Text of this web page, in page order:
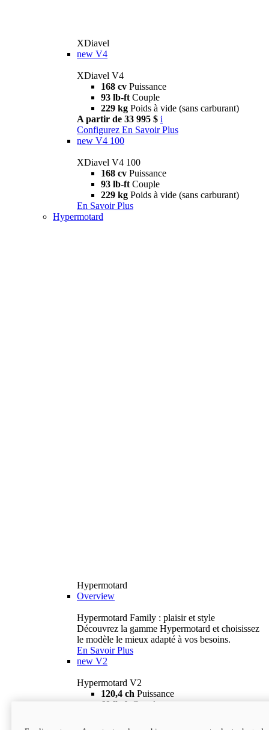
XDiavel
new V4
XDiavel V4
168 cv Puissance
93 lb-ft Couple
229 kg Poids à vide (sans carburant)
A partir de 33 995 $ i
Configurez En Savoir Plus
new V4 100
XDiavel V4 100
168 cv Puissance
93 lb-ft Couple
229 kg Poids à vide (sans carburant)
En Savoir Plus
Hypermotard
Hypermotard
Overview
Hypermotard Family : plaisir et style
Découvrez la gamme Hypermotard et choisissez
le modèle le mieux adapté à vos besoins.
En Savoir Plus
new V2
Hypermotard V2
120,4 ch Puissance
69 lb-ft
Couple
18 895 $